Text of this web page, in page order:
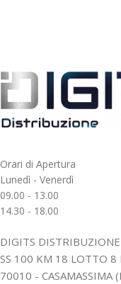
Orari di Apertura
Lunedì - Venerdì
09.00 - 13.00
14.30 - 18.00
DIGITS
SS 100 KM 18 LOTTO 8
70010 - CASAMASSIMA